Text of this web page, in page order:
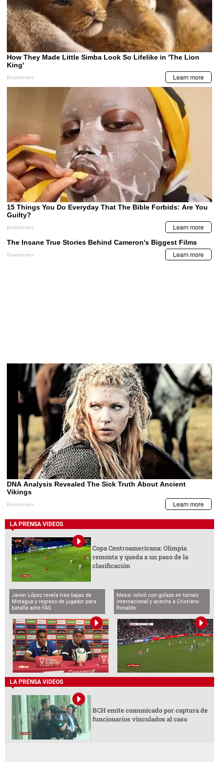
LA PRENSA VIDEOS
Copa Centroamericana: Olimpia
remonta y queda a un paso de la
clasificación
Javier López revela tres bajas de
Motagua y regreso de jugador para
batalla ante FAS
Messi volvió con golazo en torneo
internacional y acecha a Cristiano
Ronaldo
LA PRENSA VIDEOS
BCH emite comunicado por captura de
funcionarios vinculados al caso